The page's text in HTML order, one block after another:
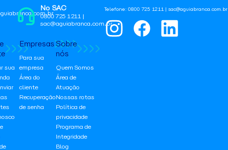
Telefone: 0800 725 1211 | sac@aguiabranca.com.br
No SAC
0800 725 1211 |
sac@aguiabranca.com.br
sua
Empresas
Para sua
empresa
Área do
cliente
Recuperação
de senha
Sobre
nós
Quem Somos
Área de
Atuação
Nossas rotas
Política de
privacidade
Programa de
Integridade
Blog